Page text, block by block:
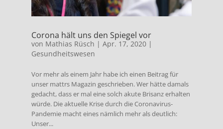
Corona hält uns den Spiegel vor
von Mathias Rüsch | Apr. 17, 2020|
Gesundheitswesen
Vor mehr als einem Jahr habe ich einen Beitrag für
unser mattrs Magazin geschrieben. Wer hätte damals
gedacht, dass er mal eine solch akute Brisanz erhalten
würde. Die aktuelle Krise durch die Coronavirus-
Pandemie macht eines nämlich mehr als deutlich:
Unser...